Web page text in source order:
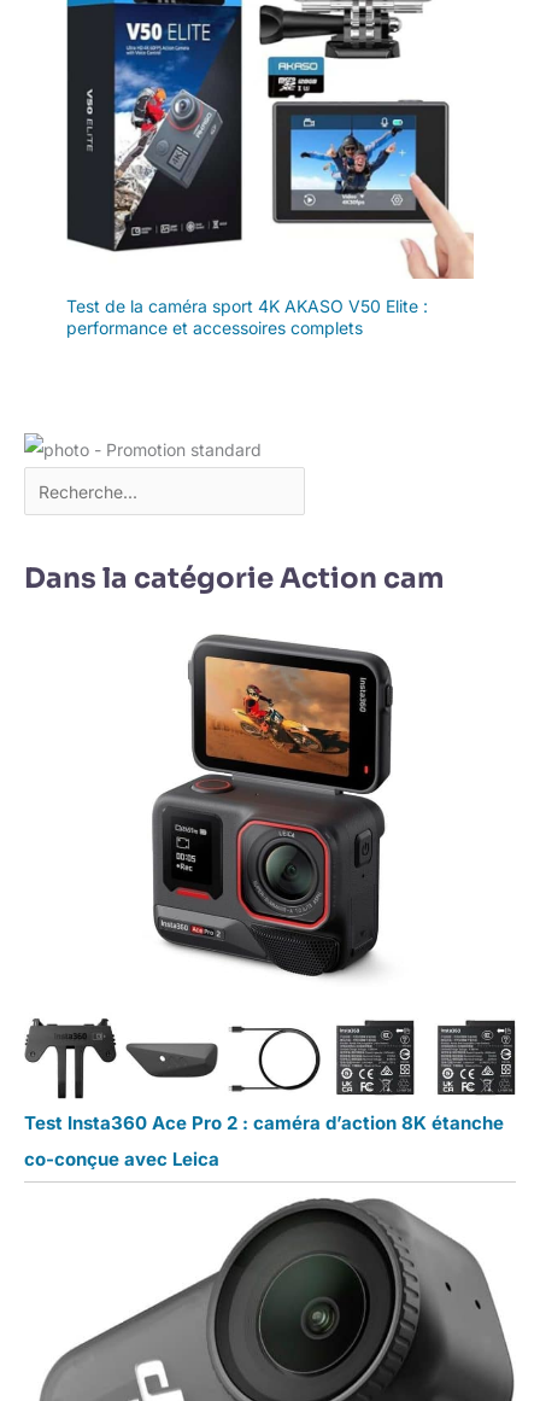
vie des animaux domestiques et
la chasse en extérieur.
【Contenu de
l'Emballage】:C300*1,Poignee
de batterie*1,Installation du
cadre*1,Resistant a
l'eau*1,Cable USB*1,Coller la
corde *1,Les parentheses *1
,Appuyez sur le dos*1,Support
de fond plat*1,Base du
casque*1,64G Carte SD
miniature*1,Tissu *1,Trois pieds
1,Le plafond magnetique*1,Base
de plafond magnetique*1
Test de la caméra sport 4K AKASO V50 Elite :
performance et accessoires complets
Dans la catégorie Action cam
Test Insta360 Ace Pro 2 : caméra d’action 8K étanche
co-conçue avec Leica